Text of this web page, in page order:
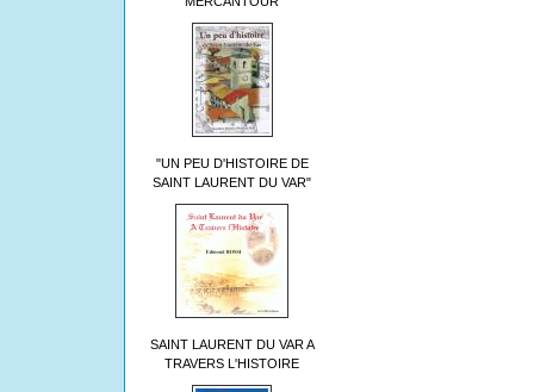
"UN PEU D'HISTOIRE DE
SAINT LAURENT DU VAR"
SAINT LAURENT DU VAR A
TRAVERS L'HISTOIRE